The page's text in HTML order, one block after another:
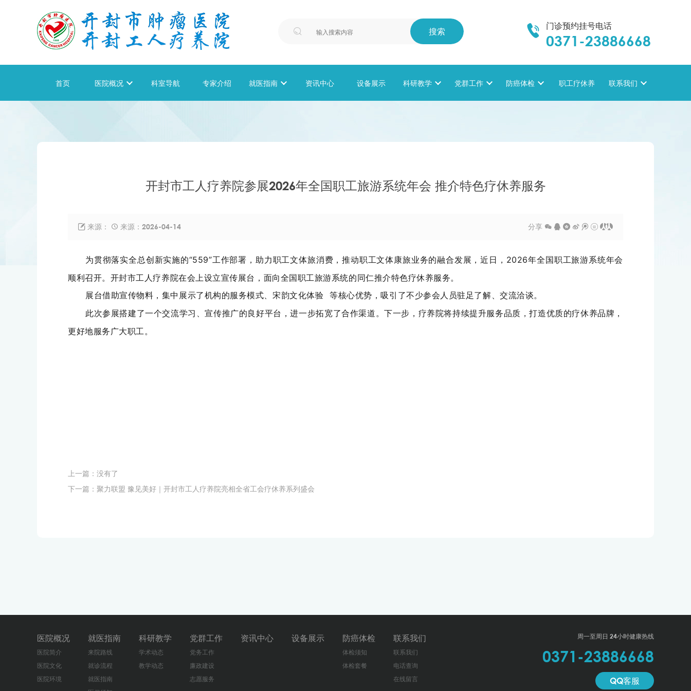
 搜索  门诊预约挂号电话
0371-23886668
首页 医院概况  科室导航 专家介绍 就医指南  资讯中心 设备展示 科研教学  党群工作  防癌体检  职工疗休养 联系我们 
开封市工人疗养院参展2026年全国职工旅游系统年会 推介特色疗休养服务
 来源：  来源：2026-04-14 分享       
为贯彻落实全总创新实施的“559”工作部署，助力职工文体旅消费，推动职工文体康旅业务的融合发展，近日，2026年全国职工旅游系统年会
顺利召开。开封市工人疗养院在会上设立宣传展台，面向全国职工旅游系统的同仁推介特色疗休养服务。
展台借助宣传物料，集中展示了机构的服务模式、 宋韵文化体验
等核心优势，吸引了不少参会人员驻足了解、交流洽谈。
此次参展搭建了一个交流学习、宣传推广的良好平台，进一步拓宽了合作渠道。下一步，疗养院将持续提升服务品质，打造优质的疗休养品牌，
更好地服务广大职工。
上一篇：没有了
下一篇： 聚力联盟 豫见美好｜开封市工人疗养院亮相全省工会疗休养系列盛会
医院概况
医院简介
医院文化
医院环境
就医指南
来院路线
就诊流程
就医指南
科研教学
学术动态
教学动态
党群工作
党务工作
廉政建设
志愿服务
资讯中心 设备展示 防癌体检
体检须知
体检套餐
联系我们
联系我们
电话查询
在线留言
周一至周日 24小时健康热线
0371-23886668
QQ客服